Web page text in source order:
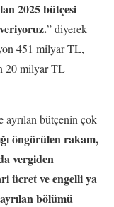
2025 bütçesi
” diyerek
451 milyar TL,
20 milyar TL
ayrılan bütçenin çok
öngörülen rakam,
vergiden
ücret ve engelli ya
bölümü